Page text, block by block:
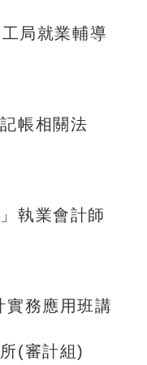
局就業輔導
帳相關法
執業會計師
實務應用班講
(審計組)